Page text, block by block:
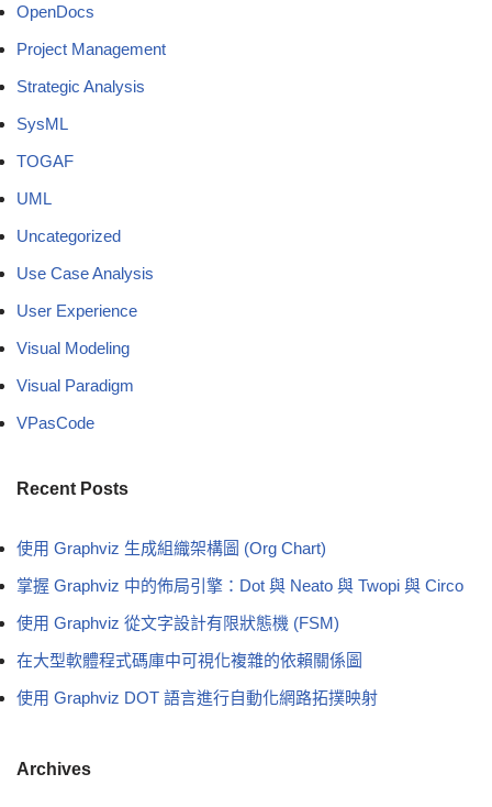
OpenDocs
Project Management
Strategic Analysis
SysML
TOGAF
UML
Uncategorized
Use Case Analysis
User Experience
Visual Modeling
Visual Paradigm
VPasCode
Recent Posts
使用 Graphviz 生成組織架構圖 (Org Chart)
掌握 Graphviz 中的佈局引擎：Dot 與 Neato 與 Twopi 與 Circo
使用 Graphviz 從文字設計有限狀態機 (FSM)
在大型軟體程式碼庫中可視化複雜的依賴關係圖
使用 Graphviz DOT 語言進行自動化網路拓撲映射
Archives